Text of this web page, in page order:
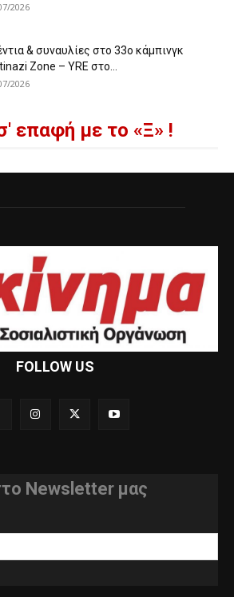
2026
& συναυλίες στο 33ο κάμπινγκ
Zone – YRE στο...
2026
επαφή με το «Ξ» !
FOLLOW US
Newsletter μας